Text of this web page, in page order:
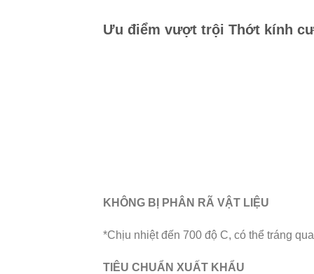
Ưu điểm vượt trội Thớt kính
KHÔNG BỊ PHÂN RÃ VẬT LIỆU
*Chịu nhiệt đến 700 độ C, có thể tráng
TIÊU CHUẨN XUẤT KHẨU